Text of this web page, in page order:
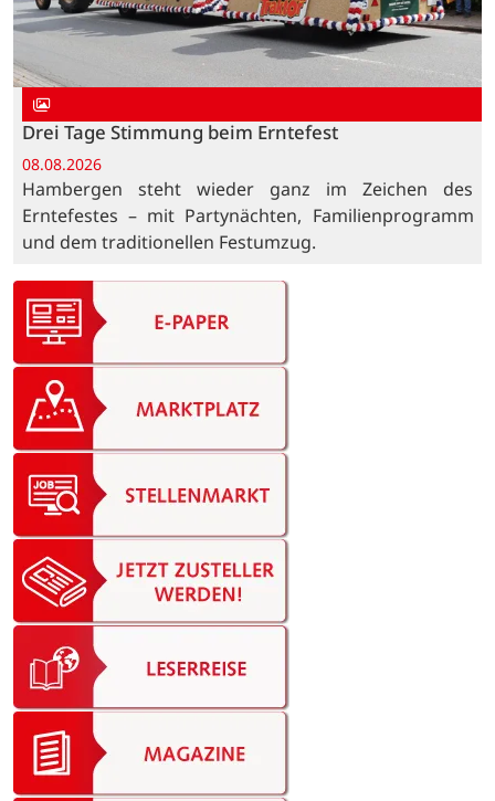
Drei Tage Stimmung beim Erntefest
08.08.2026
Hambergen steht wieder ganz im Zeichen des
Erntefestes – mit Partynächten, Familienprogramm
und dem traditionellen Festumzug.